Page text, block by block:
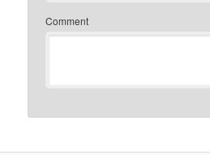
Comment